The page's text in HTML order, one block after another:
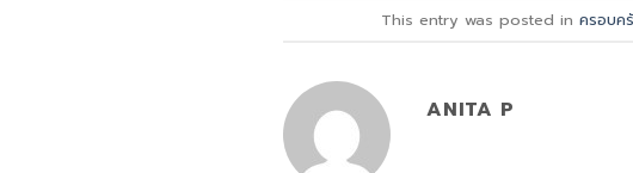
This entry was posted in ครอบค
ANITA P